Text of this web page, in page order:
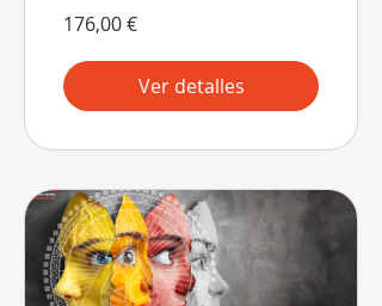
176,00 €
Ver detalles